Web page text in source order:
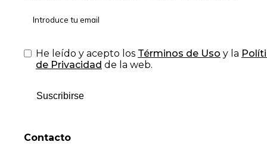
He leído y acepto los Términos de Uso y la
de Privacidad de la web.
Suscribirse
Contacto